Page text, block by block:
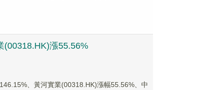
(00318.HK)漲55.56%
、黃河實業(00318.HK)漲幅55.56%、中